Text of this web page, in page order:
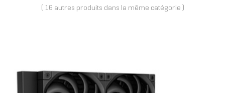
( 16 autres produits dans la même catégorie )